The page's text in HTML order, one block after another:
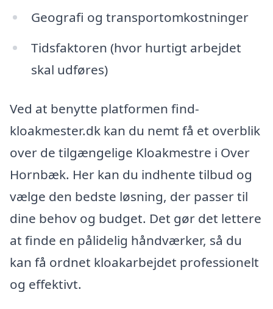
Geografi og transportomkostninger
Tidsfaktoren (hvor hurtigt arbejdet
skal udføres)
Ved at benytte platformen find-
kloakmester.dk kan du nemt få et overblik
over de tilgængelige Kloakmestre i Over
Hornbæk. Her kan du indhente tilbud og
vælge den bedste løsning, der passer til
dine behov og budget. Det gør det lettere
at finde en pålidelig håndværker, så du
kan få ordnet kloakarbejdet professionelt
og effektivt.